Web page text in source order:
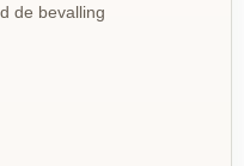
de bevalling